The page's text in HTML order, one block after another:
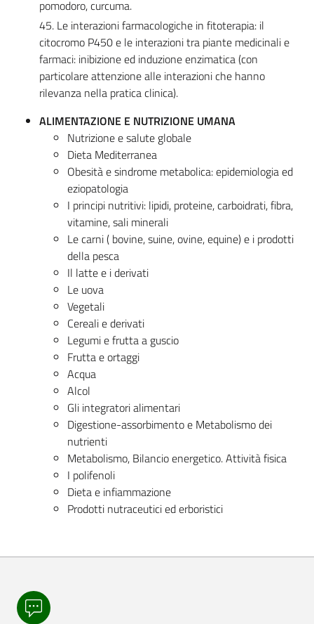
pomodoro, curcuma.
45. Le interazioni farmacologiche in fitoterapia: il
citocromo P450 e le interazioni tra piante medicinali e
farmaci: inibizione ed induzione enzimatica (con
particolare attenzione alle interazioni che hanno
rilevanza nella pratica clinica).
ALIMENTAZIONE E NUTRIZIONE UMANA
Nutrizione e salute globale
Dieta Mediterranea
Obesità e sindrome metabolica: epidemiologia ed
eziopatologia
I principi nutritivi: lipidi, proteine, carboidrati, fibra,
vitamine, sali minerali
Le carni ( bovine, suine, ovine, equine) e i prodotti
della pesca
Il latte e i derivati
Le uova
Vegetali
Cereali e derivati
Legumi e frutta a guscio
Frutta e ortaggi
Acqua
Alcol
Gli integratori alimentari
Digestione-assorbimento e Metabolismo dei
nutrienti
Metabolismo, Bilancio energetico. Attività fisica
I polifenoli
Dieta e infiammazione
Prodotti nutraceutici ed erboristici